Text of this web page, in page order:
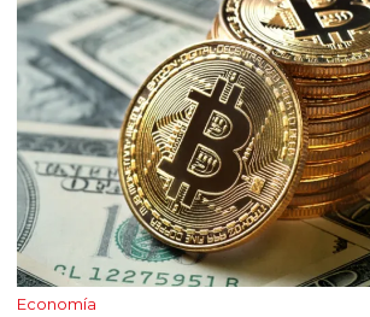
Economía